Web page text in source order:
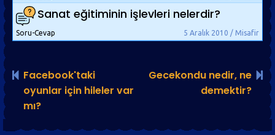
Sanat eğitiminin işlevleri nelerdir?
5 Aralık 2010 / Misafir
Soru-Cevap
Facebook'taki
oyunlar için hileler var
mı?
Gecekondu nedir, ne
demektir?